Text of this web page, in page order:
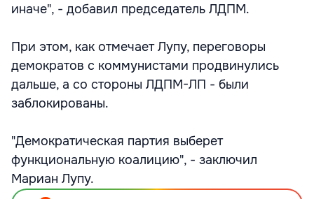
иначе", - добавил председатель ЛДПМ.
При этом, как отмечает Лупу, переговоры
демократов с коммунистами продвинулись
дальше, а со стороны ЛДПМ-ЛП - были
заблокированы.
"Демократическая партия выберет
функциональную коалицию", - заключил
Мариан Лупу.